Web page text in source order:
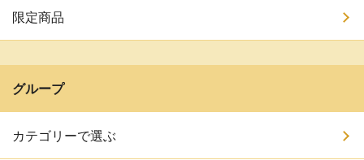
限定商品
グループ
カテゴリーで選ぶ